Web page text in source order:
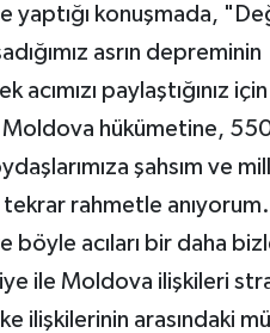
yaptığı konuşmada,
asrın depreminin
paylaştığınız
hükümetine,
şahsım ve
rahmetle
böyle acıları bir daha
ile Moldova ilişkileri
ilişkilerinin arasındaki